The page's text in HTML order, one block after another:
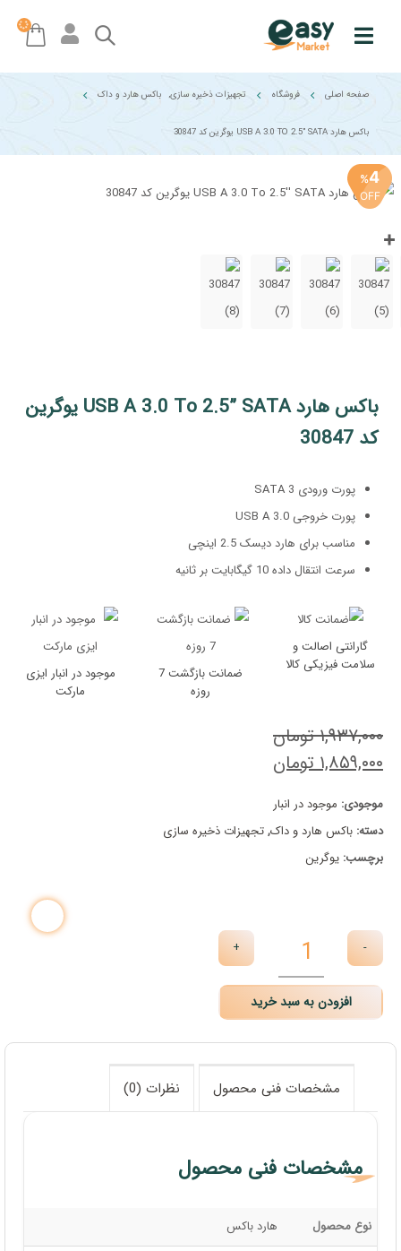
صفحه اصلی فروشگاه تجهیزات ذخیره سازی, باکس هارد و داک
باکس هارد USB A 3.0 TO 2.5” SATA یوگرین کد 30847
باکس هارد USB A 3.0 To 2.5” SATA یوگرین
کد 30847
پورت ورودی SATA 3
پورت خروجی USB A 3.0
مناسب برای هارد دیسک 2.5 اینچی
سرعت انتقال داده 10 گیگابایت بر ثانیه
گارانتی اصالت و
سلامت فیزیکی کالا
ضمانت بازگشت 7
روزه
موجود در انبار ایزی
مارکت
4
%
OFF
۱,۹۳۷,۰۰۰تومان
قیمت
۱,۹۳۷,۰۰۰ تومان
بود.
۱,۸۵۹,۰۰۰تومان
فعلی:
۱,۸۵۹,۰۰۰ تومان.
موجودی: موجود در انبار
دسته: باکس هارد و داک,تجهیزات ذخیره سازی
برچسب: یوگرین
-
+
افزودن به سبد خرید
مشخصات فنی محصول نظرات (0)
مشخصات فنی محصول
نوع محصول هارد باکس